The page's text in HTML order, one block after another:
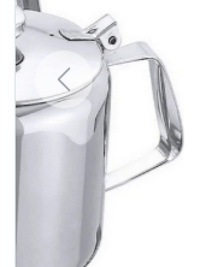
Previous